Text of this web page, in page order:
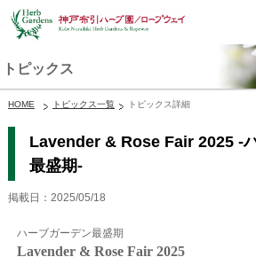
トピックス
HOME トピックス一覧 トピックス詳細
Lavender & Rose Fair 2025 -
最盛期-
掲載日：2025/05/18
ハーブガーデン最盛期
Lavender & Rose Fair 2025